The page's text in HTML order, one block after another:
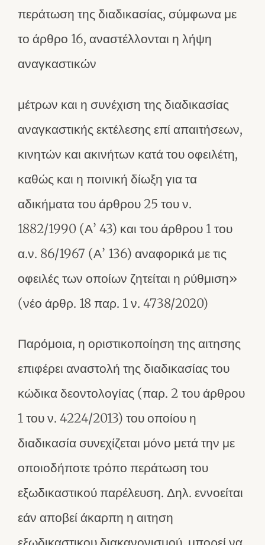
περάτωση της διαδικασίας, σύμφωνα με
το άρθρο 16, αναστέλλονται η λήψη
αναγκαστικών
μέτρων και η συνέχιση της διαδικασίας
αναγκαστικής εκτέλεσης επί απαιτήσεων,
κινητών και ακινήτων κατά του οφειλέτη,
καθώς και η ποινική δίωξη για τα
αδικήματα του άρθρου 25 του ν.
1882/1990 (Α’ 43) και του άρθρου 1 του
α.ν. 86/1967 (Α’ 136) αναφορικά με τις
οφειλές των οποίων ζητείται η ρύθμιση»
(νέο άρθρ. 18 παρ. 1 ν. 4738/2020)
Παρόμοια, η οριστικοποίηση της αιτησης
επιφέρει αναστολή της διαδικασίας του
κώδικα δεοντολογίας (παρ. 2 του άρθρου
1 του ν. 4224/2013) του οποίου η
διαδικασία συνεχίζεται μόνο μετά την με
οποιοδήποτε τρόπο περάτωση του
εξωδικαστικού παρέλευση. Δηλ. εννοείται
εάν αποβεί άκαρπη η αιτηση